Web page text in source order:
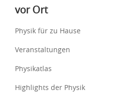
vor Ort
Physik für zu Hause
Veranstaltungen
Physikatlas
Highlights der Physik